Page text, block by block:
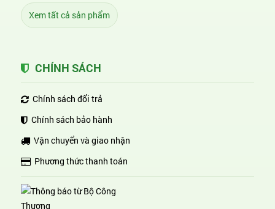
Xem tất cả sản phẩm
CHÍNH SÁCH
Chính sách đổi trả
Chính sách bảo hành
Vận chuyển và giao nhận
Phương thức thanh toán